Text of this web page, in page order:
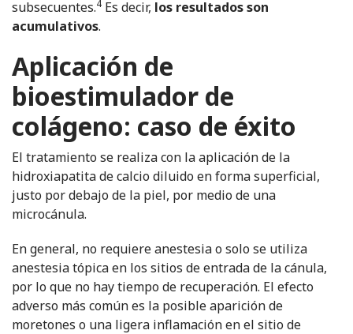
subsecuentes.4 Es decir, los resultados son
acumulativos.
Aplicación de
bioestimulador de
colágeno: caso de éxito
El tratamiento se realiza con la aplicación de la
hidroxiapatita de calcio diluido en forma superficial,
justo por debajo de la piel, por medio de una
microcánula.
En general, no requiere anestesia o solo se utiliza
anestesia tópica en los sitios de entrada de la cánula,
por lo que no hay tiempo de recuperación. El efecto
adverso más común es la posible aparición de
moretones o una ligera inflamación en el sitio de